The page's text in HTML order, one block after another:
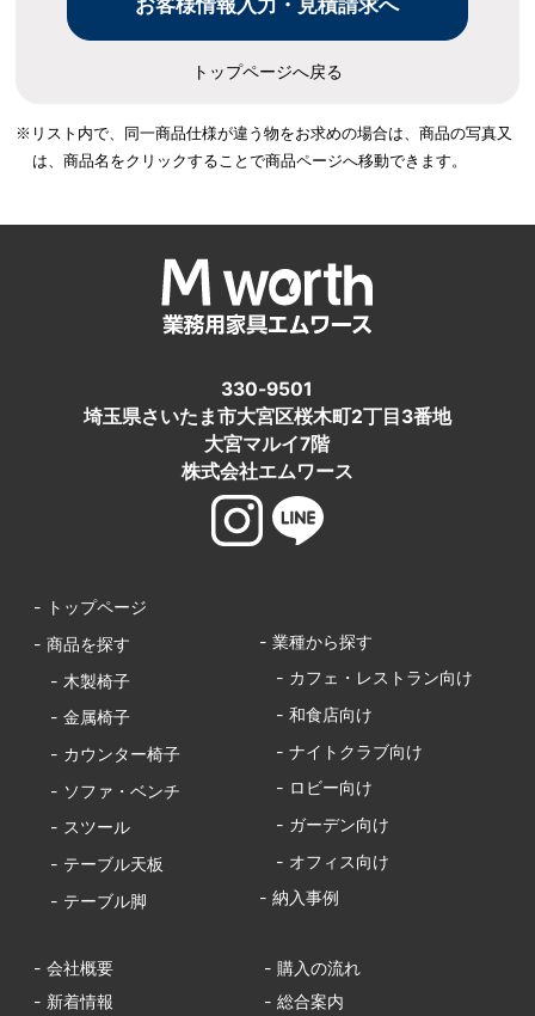
トップページへ戻る
※リスト内で、同一商品仕様が違う物をお求めの場合は、商品の写真又
は、商品名をクリックすることで商品ページへ移動できます。
330-9501
埼玉県さいたま市大宮区桜木町2丁目3番地
大宮マルイ7階
株式会社エムワース
- トップページ
- 商品を探す
- 木製椅子
- 金属椅子
- カウンター椅子
- ソファ・ベンチ
- スツール
- テーブル天板
- テーブル脚
- 業種から探す
- カフェ・レストラン向け
- 和食店向け
- ナイトクラブ向け
- ロビー向け
- ガーデン向け
- オフィス向け
- 納入事例
- 会社概要
- 購入の流れ
- 新着情報
- 総合案内